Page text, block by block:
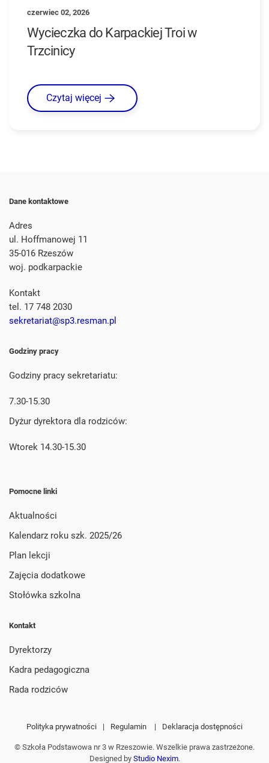
czerwiec 02, 2026
Wycieczka do Karpackiej Troi w
Trzcinicy
Czytaj więcej
Dane kontaktowe
Adres
ul. Hoffmanowej 11
35-016 Rzeszów
woj. podkarpackie
Kontakt
tel. 17 748 2030
sekretariat@sp3.resman.pl
Godziny pracy
Godziny pracy sekretariatu:
7.30-15.30
Dyżur dyrektora dla rodziców:
Wtorek 14.30-15.30
Pomocne linki
Aktualności
Kalendarz roku szk. 2025/26
Plan lekcji
Zajęcia dodatkowe
Stołówka szkolna
Kontakt
Dyrektorzy
Kadra pedagogiczna
Rada rodziców
Polityka prywatności | Regulamin | Deklaracja dostępności
© Szkoła Podstawowa nr 3 w Rzeszowie. Wszelkie prawa zastrzeżone.
Designed by Studio Nexim.